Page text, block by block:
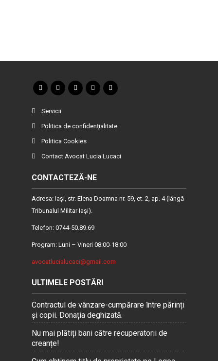
Servicii
Politica de confidențialitate
Politica Cookies
Contact Avocat Lucia Lucaci
CONTACTEZĂ-NE
Adresa: Iaşi, str. Elena Doamna nr. 59, et. 2, ap. 4 (lângă
Tribunalul Militar Iaşi).
Telefon: 0744-50.89.69
Program: Luni – Vineri 08:00-18:00
avocatlucialucaci@gmail.com
ULTIMELE POSTĂRI
Contractul de vânzare-cumpărare între părinți
și copii. Donația deghizată.
Nu mai plătiți bani către recuperatorii de
creanțe!